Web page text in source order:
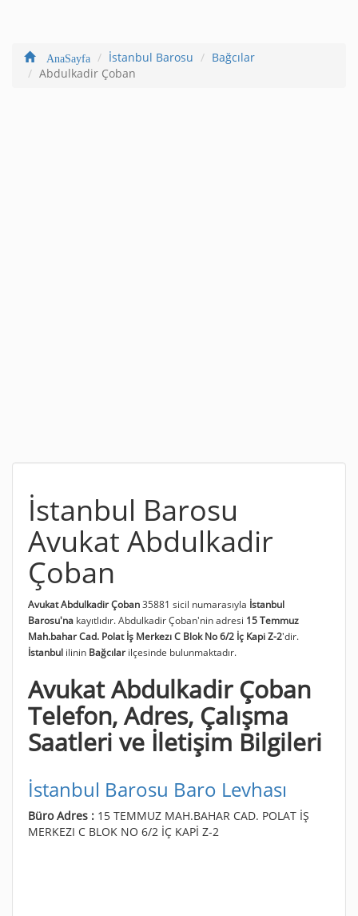
AnaSayfa İstanbul Barosu
Bağcılar
Abdulkadir Çoban
İstanbul Barosu
Avukat Abdulkadir
Çoban
Avukat Abdulkadir Çoban35881 sicil numarasıyla İstanbul
Barosu'na kayıtlıdır. Abdulkadir Çoban'nin adresi 15 Temmuz
Mah.bahar Cad. Polat İş Merkezı C Blok No 6/2 İç Kapi Z-2'dir.
İstanbul ilinin Bağcılar ilçesinde bulunmaktadır.
Avukat Abdulkadir Çoban
Telefon, Adres, Çalışma
Saatleri ve İletişim Bilgileri
İstanbul Barosu Baro Levhası
Büro Adres : 15 TEMMUZ MAH.BAHAR CAD. POLAT İŞ
MERKEZI C BLOK NO 6/2 İÇ KAPİ Z-2